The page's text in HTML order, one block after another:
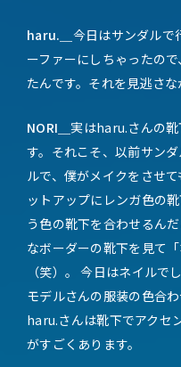
haru.＿ 今日はサンダルで
ーファーにしちゃったの
たんです。それを見逃さな
NORI＿実はharu.さんの
す。それこそ、以前サン
ルで、僕がメイクをさせ
ットアップにレンガ色の
う色の靴下を合わせるん
なボーダーの靴下を見て
（笑）。 今日はネイルで
モデルさんの服装の色合
haru.さんは靴下でアクセ
がすごくあります。